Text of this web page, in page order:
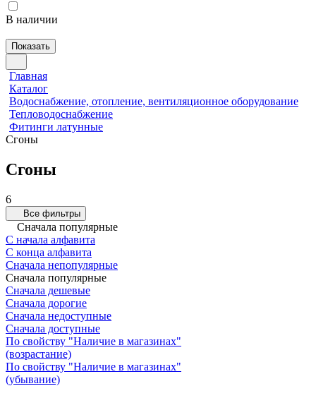
В наличии
Показать
Главная
Каталог
Водоснабжение, отопление, вентиляционное оборудование
Тепловодоснабжение
Фитинги латунные
Сгоны
Сгоны
6
Все фильтры
Сначала популярные
С начала алфавита
С конца алфавита
Сначала непопулярные
Сначала популярные
Сначала дешевые
Сначала дорогие
Сначала недоступные
Сначала доступные
По свойству "Наличие в магазинах"
(возрастание)
По свойству "Наличие в магазинах"
(убывание)